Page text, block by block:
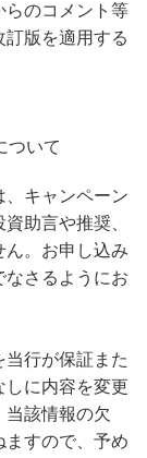
らのコメント等
版を適用する
ついて
、キャンペーン
助言や推奨、
ん。お申し込み
なさるようにお
当行が保証また
しに内容を変更
当該情報の欠
ますので、予め